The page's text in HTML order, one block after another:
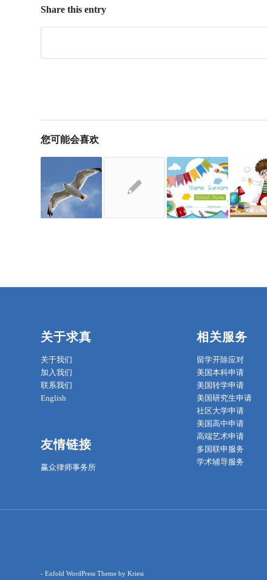
Share this entry
您可能会喜欢
关于求真
关于我们
加入我们
联系我们
English
友情链接
赢众律师事务所
相关服务
留学开除应对
美国本科申请
美国转学申请
美国研究生申请
社区大学申请
美国高中申请
高端艺术申请
多国联申服务
学术辅导服务
- Enfold WordPress Theme by Kriesi